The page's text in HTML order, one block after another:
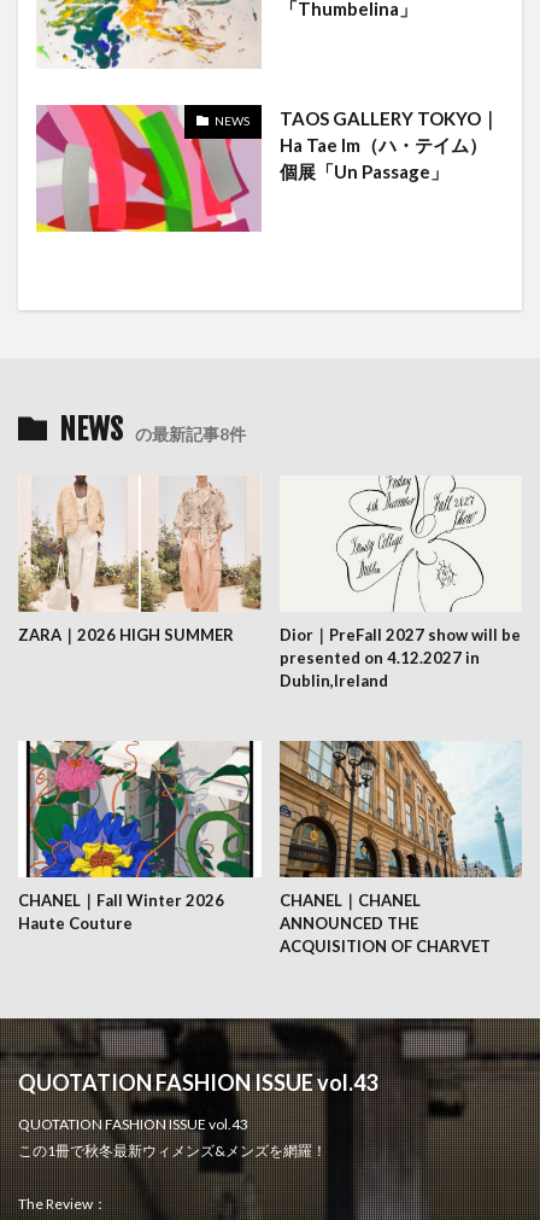
「Thumbelina」
NEWS
TAOS GALLERY TOKYO｜
Ha Tae Im（ハ・テイム）
個展「Un Passage」
NEWS の最新記事8件
ZARA｜2026 HIGH SUMMER
Dior｜PreFall 2027 show will be
presented on 4.12.2027 in
Dublin,Ireland
CHANEL｜Fall Winter 2026
Haute Couture
CHANEL｜CHANEL
ANNOUNCED THE
ACQUISITION OF CHARVET
QUOTATION FASHION ISSUE vol.43
QUOTATION FASHION ISSUE vol.43
この1冊で秋冬最新ウィメンズ&メンズを網羅！
The Review：